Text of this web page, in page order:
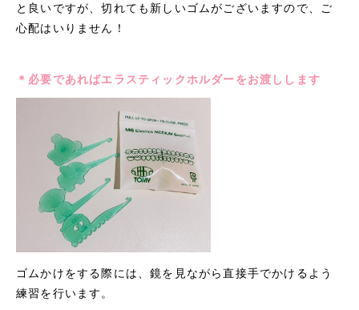
と良いですが、切れても新しいゴムがございますので、ご
心配はいりません！
＊必要であればエラスティックホルダーをお渡しします
ゴムかけをする際には、鏡を見ながら直接手でかけるよう
練習を行います。